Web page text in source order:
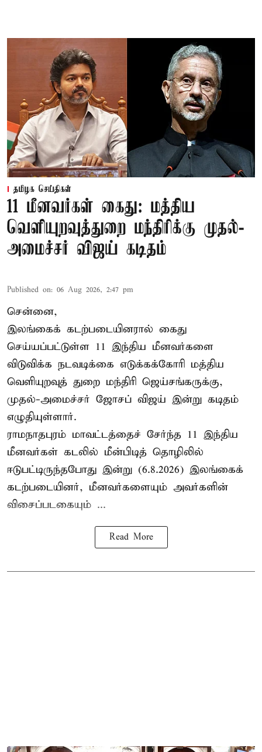
தமிழக செய்திகள்
11 மீனவர்கள் கைது: மத்திய
வெளியுறவுத்துறை மந்திரிக்கு முதல்-
அமைச்சர் விஜய் கடிதம்
Published on: 06 Aug 2026, 2:47 pm
சென்னை,
இலங்கைக் கடற்படையினரால் கைது
செய்யப்பட்டுள்ள 11 இந்திய மீனவர்களை
விடுவிக்க நடவடிக்கை எடுக்கக்கோரி மத்திய
வெளியுறவுத் துறை மந்திரி ஜெய்சங்கருக்கு,
முதல்-அமைச்சர் ஜோசப் விஜய் இன்று கடிதம்
எழுதியுள்ளார்.
ராமநாதபுரம் மாவட்டத்தைச் சேர்ந்த 11 இந்திய
மீனவர்கள் கடலில் மீன்பிடித் தொழிலில்
ஈடுபட்டிருந்தபோது இன்று (6.8.2026) இலங்கைக்
கடற்படையினர், மீனவர்களையும் அவர்களின்
விசைப்படகையும் ...
Read More